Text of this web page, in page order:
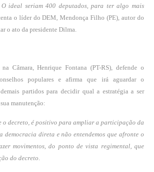
ideal seriam 400 deputados, para ter algo mais
o líder do DEM, Mendonça Filho (PE), autor do
o ato da presidente Dilma.
Câmara, Henrique Fontana (PT-RS), defende o
populares e afirma que irá aguardar o
partidos para decidir qual a estratégia a ser
manutenção:
o decreto, é positivo para ampliar a participação da
democracia direta e não entendemos que afronte o
movimentos, do ponto de vista regimental, que
do decreto